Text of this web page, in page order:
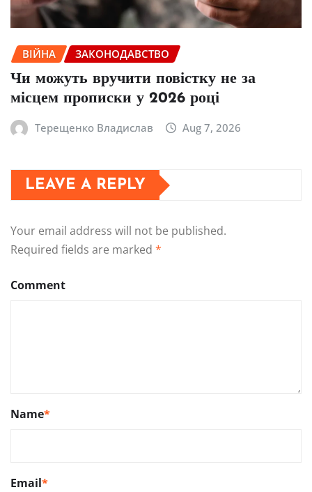
ВІЙНА ЗАКОНОДАВСТВО
Чи можуть вручити повістку не за
місцем прописки у 2026 році
Терещенко Владислав Aug 7, 2026
LEAVE A REPLY
Your email address will not be published.
Required fields are marked *
Comment
Name*
Email*